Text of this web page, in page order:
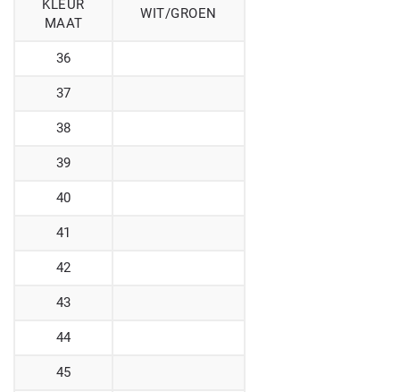
KLEUR
MAAT
WIT/GROEN
36
37
38
39
40
41
42
43
44
45